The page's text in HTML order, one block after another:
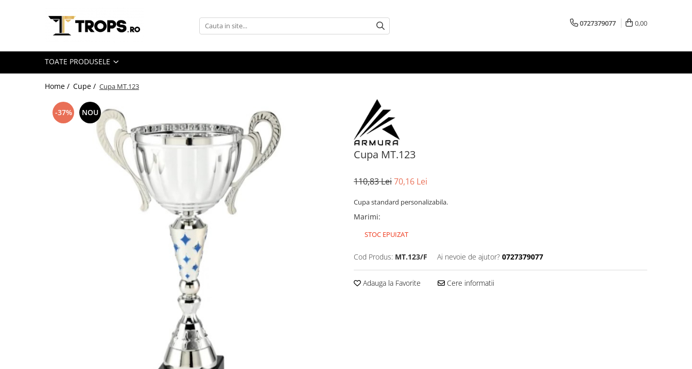
Toate Produsele
0727379077 0,00
TOATE PRODUSELE
Home / Cupe / Cupa MT.123
Cupa MT.123
-37% NOU
110,83 Lei70,16 Lei
Cupa standard personalizabila.
Marimi:
STOC EPUIZAT
Cod Produs: MT.123/F Ai nevoie de ajutor? 0727379077
Adauga la Favorite Cere informatii